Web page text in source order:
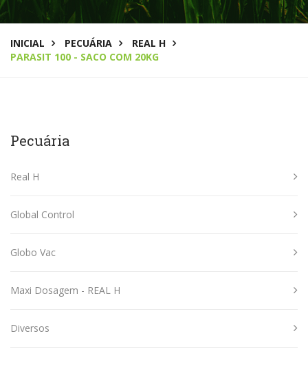
INICIAL PECUÁRIA
REAL H
PARASIT 100 - SACO COM 20KG
Pecuária
Real H
Global Control
Globo Vac
Maxi Dosagem - REAL H
Diversos